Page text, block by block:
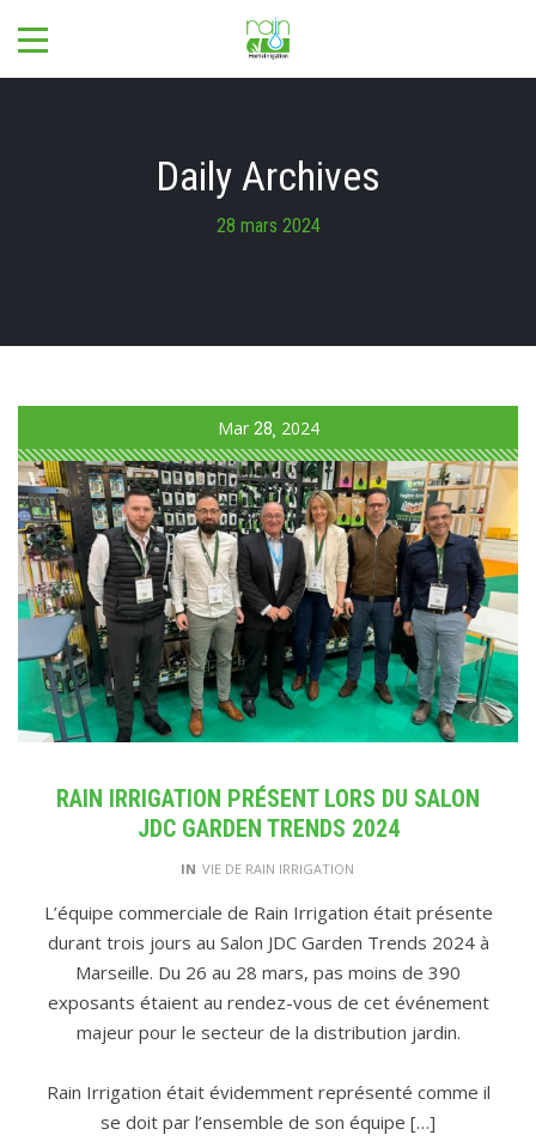
Daily Archives
28 mars 2024
Mar 28 2024
RAIN IRRIGATION PRÉSENT LORS DU SALON
JDC GARDEN TRENDS 2024
IN VIE DE RAIN IRRIGATION
L’équipe commerciale de Rain Irrigation était présente
durant trois jours au Salon JDC Garden Trends 2024 à
Marseille. Du 26 au 28 mars, pas moins de 390
exposants étaient au rendez-vous de cet événement
majeur pour le secteur de la distribution jardin.
Rain Irrigation était évidemment représenté comme il
se doit par l’ensemble de son équipe […]